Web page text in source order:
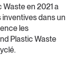
en 2021 a
inventives dans un
les
Plastic Waste